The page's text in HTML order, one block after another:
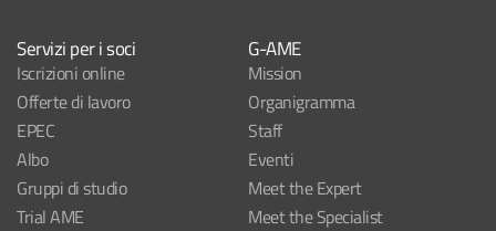
Servizi per i soci
Iscrizioni online
Offerte di lavoro
EPEC
Albo
Gruppi di studio
Trial AME
G-AME
Mission
Organigramma
Staff
Eventi
Meet the Expert
Meet the Specialist